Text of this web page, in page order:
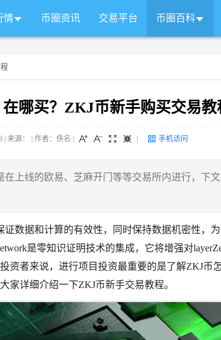
情 币圈资讯 交易平台 币圈百科
哪买？ZKJ币新手购买交易教
| 来源： | 作者：佚名 手机访问
上线的欧易、芝麻开门等等交易所内进行，下
证数据和计算的有效性，同时保持数据机密性，
是零知识证明技术的集成，它将增强对
资者来说，进行项目投资最重要的是了解ZKJ币
家详细介绍一下ZKJ币新手交易教程。